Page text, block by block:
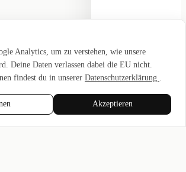
Analytics, um zu verstehen, wie unsere
Deine Daten verlassen dabei die EU nicht.
findest du in unserer Datenschutzerklärung
Akzeptieren